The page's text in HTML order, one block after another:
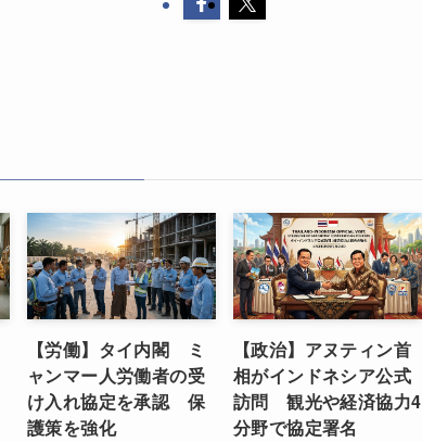
【労働】タイ内閣 ミ
ャンマー人労働者の受
け入れ協定を承認 保
護策を強化
【政治】アヌティン首
相がインドネシア公式
訪問 観光や経済協力4
分野で協定署名